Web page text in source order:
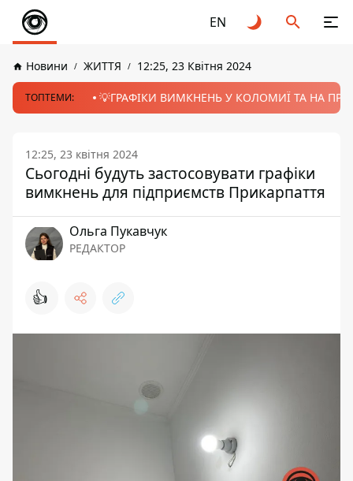
EN
Новини ЖИТТЯ 12:25, 23 Квітня 2024
ТОПТЕМИ: 💡ГРАФІКИ ВИМКНЕНЬ У КОЛОМИЇ ТА НА
12:25, 23 квітня 2024
Сьогодні будуть застосовувати графіки
вимкнень для підприємств Прикарпаття
Ольга Пукавчук
РЕДАКТОР
👍